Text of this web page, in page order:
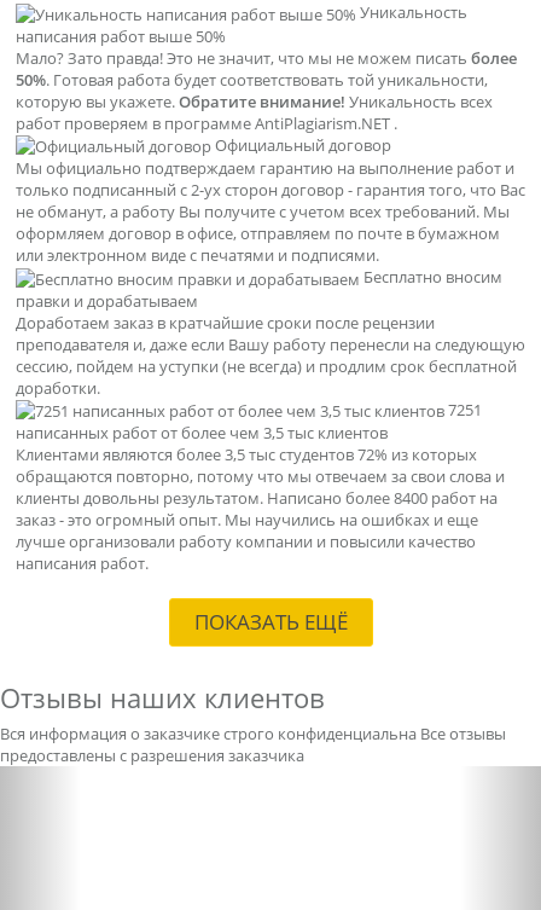
Уникальность
написания работ выше 50%
Мало? Зато правда! Это не значит, что мы не можем писать более
50%. Готовая работа будет соответствовать той уникальности,
которую вы укажете.Обратите внимание! Уникальность всех
работ проверяем в программе AntiPlagiarism.NET .
Официальный договор
Мы официально подтверждаем гарантию на выполнение работ и
только подписанный с 2-ух сторон договор - гарантия того, что Вас
не обманут, а работу Вы получите с учетом всех требований. Мы
оформляем договор в офисе, отправляем по почте в бумажном
или электронном виде с печатями и подписями.
Бесплатно вносим
правки и дорабатываем
Доработаем заказ в кратчайшие сроки после рецензии
преподавателя и, даже если Вашу работу перенесли на следующую
сессию, пойдем на уступки (не всегда) и продлим срок бесплатной
доработки.
7251
написанных работ от более чем 3,5 тыс клиентов
Клиентами являются более 3,5 тыс студентов 72% из которых
обращаются повторно, потому что мы отвечаем за свои слова и
клиенты довольны результатом. Написано более 8400 работ на
заказ - это огромный опыт. Мы научились на ошибках и еще
лучше организовали работу компании и повысили качество
написания работ.
ПОКАЗАТЬ ЕЩЁ
Отзывы наших клиентов
Вся информация о заказчике строго конфиденциальна Все отзывы
предоставлены с разрешения заказчика